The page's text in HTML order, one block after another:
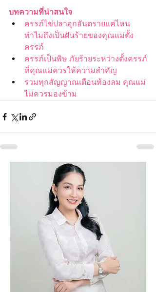
บทความที่น่าสนใจ
ครรภ์ไข่ปลาอุกอันตรายแค่ไหน
ทำไมถึงเป็นฝันร้ายของคุณแม่ตั้ง
ครรภ์
ครรภ์เป็นพิษ ภัยร้ายระหว่างตั้งครรภ์
ที่คุณแม่ควรให้ความสำคัญ
รวมทุกสัญญาณเตือนท้องลม คุณแม่
ไม่ควรมองข้าม